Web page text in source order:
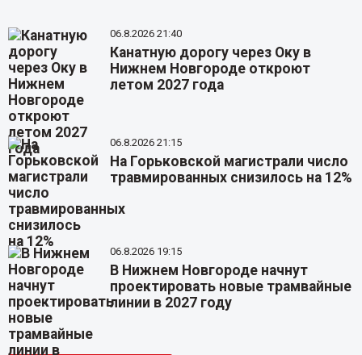
06.8.2026 21:40
Канатную дорогу через Оку в
Нижнем Новгороде откроют
летом 2027 года
06.8.2026 21:15
На Горьковской магистрали число
травмированных снизилось на 12%
06.8.2026 19:15
В Нижнем Новгороде начнут
проектировать новые трамвайные
линии в 2027 году